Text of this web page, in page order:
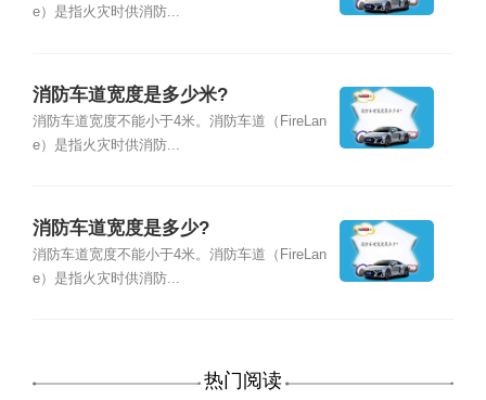
e）是指火灾时供消防...
消防车道宽度是多少米?
消防车道宽度不能小于4米。消防车道（FireLan
e）是指火灾时供消防...
消防车道宽度是多少?
消防车道宽度不能小于4米。消防车道（FireLan
e）是指火灾时供消防...
热门阅读